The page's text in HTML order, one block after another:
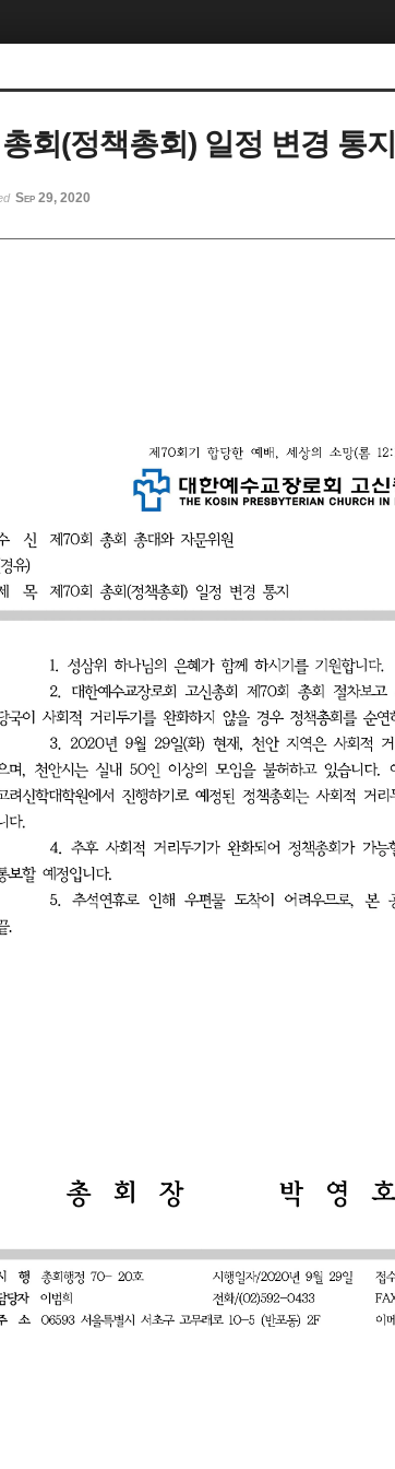
회(정책총회) 일정 변경 통지
Sep 29, 2020